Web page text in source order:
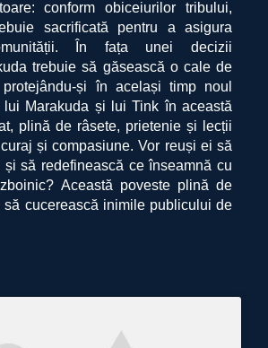
conform obiceiurilor tribului,
sacrificată pentru a asigura
În fața unei decizii
trebuie să găsească o cale de
și în același timp noul
lui Marakuda și lui Tink în această
plină de râsete, prietenie și lecții
și compasiune. Vor reuși ei să
să redefinească ce înseamnă cu
Această poveste plină de
să cucerească inimile publicului de